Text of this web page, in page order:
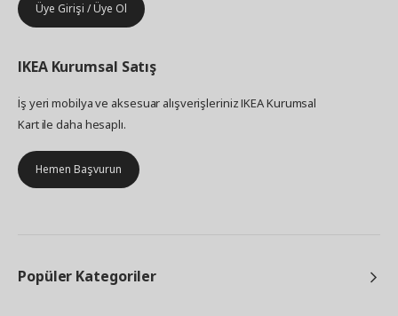
Üye Girişi / Üye Ol
IKEA Kurumsal Satış
İş yeri mobilya ve aksesuar alışverişleriniz IKEA Kurumsal
Kart ile daha hesaplı.
Hemen Başvurun
Popüler Kategoriler